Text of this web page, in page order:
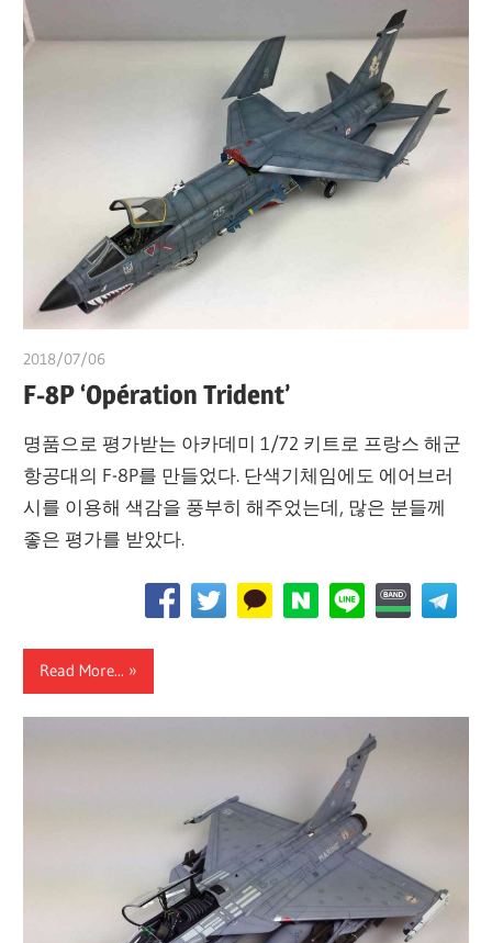
2018/07/06
F-8P ‘Opération Trident’
명품으로 평가받는 아카데미 1/72 키트로 프랑스 해군
항공대의 F-8P를 만들었다. 단색기체임에도 에어브러
시를 이용해 색감을 풍부히 해주었는데, 많은 분들께
좋은 평가를 받았다.
Read More...